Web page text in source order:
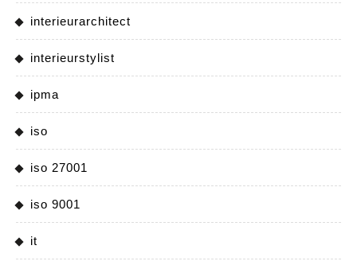
interieurarchitect
interieurstylist
ipma
iso
iso 27001
iso 9001
it